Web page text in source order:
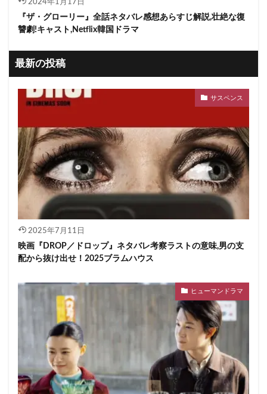
2024年1月17日
『ザ・グローリー』全話ネタバレ感想あらすじ解説,壮絶な復
讐劇!キャスト,Netflix韓国ドラマ
最新の投稿
サスペンス
2025年7月11日
映画『DROP／ドロップ』ネタバレ考察ラストの意味,男の支
配から抜け出せ！2025ブラムハウス
ヒューマンドラマ